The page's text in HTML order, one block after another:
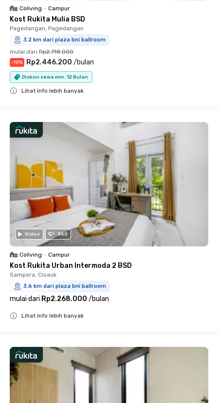
Coliving • Campur
Kost Rukita Mulia BSD
Pagedangan, Pagedangan
3.2 km dari plaza bni ballroom
mulai dari Rp2.718.000
-10% Rp2.446.200 /bulan
Diskon sewa min. 12 Bulan
Lihat info lebih banyak
Video 360
Coliving • Campur
Kost Rukita Urban Intermoda 2 BSD
Sampora, Cisauk
3.6 km dari plaza bni ballroom
mulai dari Rp2.268.000 /bulan
Lihat info lebih banyak